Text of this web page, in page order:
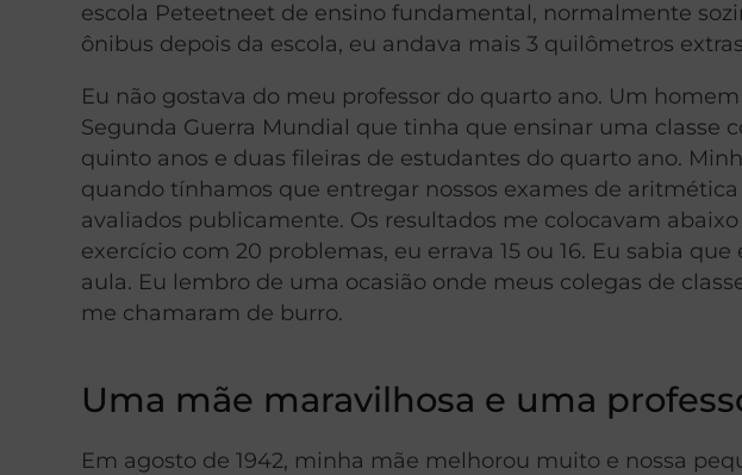
escola Peteetneet de ensino fundamental, normalmente
ônibus depois da escola, eu andava mais 3 quilômetros
Eu não gostava do meu professor do quarto ano. Um
Segunda Guerra Mundial que tinha que ensinar uma classe
quinto anos e duas fileiras de estudantes do quarto ano.
quando tínhamos que entregar nossos exames de
avaliados publicamente. Os resultados me colocavam
exercício com 20 problemas, eu errava 15 ou 16. Eu sabia
aula. Eu lembro de uma ocasião onde meus colegas de
me chamaram de burro.
Uma mãe maravilhosa e uma
Em agosto de 1942, minha mãe melhorou muito e nossa